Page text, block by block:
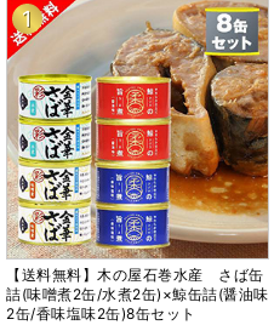
1
【送料無料】木の屋石巻水産 さば缶
詰(味噌煮2缶/水煮2缶)×鯨缶詰(醤油味
2缶/香味塩味2缶)8缶セット